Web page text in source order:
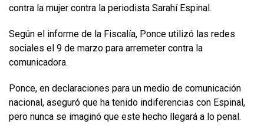
contra la mujer contra la periodista Sarahí Espinal.
Según el informe de la Fiscalía, Ponce utilizó las redes
sociales el 9 de marzo para arremeter contra la
comunicadora.
Ponce, en declaraciones para un medio de comunicación
nacional, aseguró que ha tenido indiferencias con Espinal,
pero nunca se imaginó que este hecho llegará a lo penal.